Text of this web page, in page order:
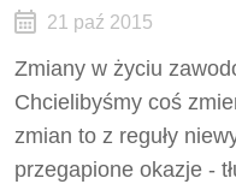
21 paź 2015
Zmiany w życiu
Chcielibyśmy coś
zmian to z reguły
przegapione okazje -